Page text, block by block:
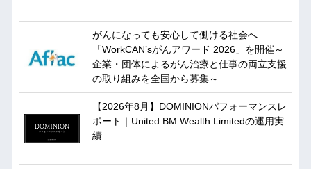
がんになっても安心して働ける社会へ
「WorkCAN’sがんアワード 2026」を開催～
企業・団体によるがん治療と仕事の両立支援
の取り組みを全国から募集～
【2026年8月】DOMINIONパフォーマンスレ
ポート｜United BM Wealth Limitedの運用実
績